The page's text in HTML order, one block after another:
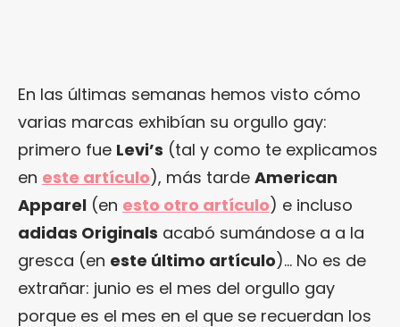
En las últimas semanas hemos visto cómo
varias marcas exhibían su orgullo gay:
primero fue Levi’s (tal y como te explicamos
en este artículo), más tarde American
Apparel (en esto otro artículo) e incluso
adidas Originals acabó sumándose a a la
gresca (en este último artículo)… No es de
extrañar: junio es el mes del orgullo gay
porque es el mes en el que se recuerdan los